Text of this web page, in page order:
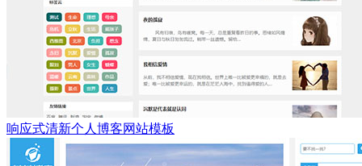
响应式清新个人博客网站模板